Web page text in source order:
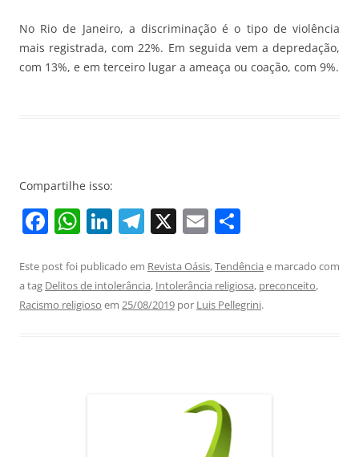
No Rio de Janeiro, a discriminação é o tipo de violência
mais registrada, com 22%. Em seguida vem a depredação,
com 13%, e em terceiro lugar a ameaça ou coação, com 9%.
Compartilhe isso:
F
c
e
W
at
s
Li
k
e
T
e
gr
X E
ai
l
ar
e
Este post foi publicado em Revista Oásis,Tendência e marcado com
a tag Delitos de intolerância, Intolerância religiosa, preconceito,
Racismo religioso em 25/08/2019 por Luis Pellegrini.